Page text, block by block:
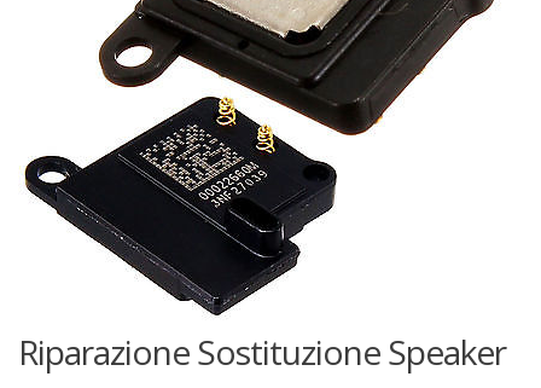
Riparazione Sostituzione Speaker